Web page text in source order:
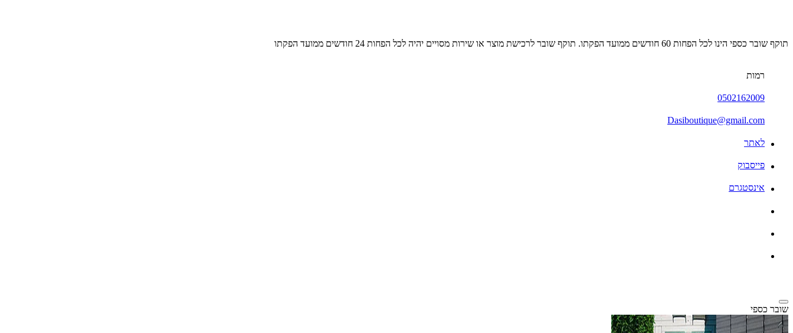
תוקף שובר כספי הינו לכל הפחות 60 חודשים ממועד הפקתו. תוקף שובר לרכישת מוצר או שירות מסויים יהיה לכל הפחות 24 חודשים ממועד הפקתו
רמות
0502162009
Dasiboutique@gmail.com
לאתר
פייסבוק
אינסטגרם
שובר כספי